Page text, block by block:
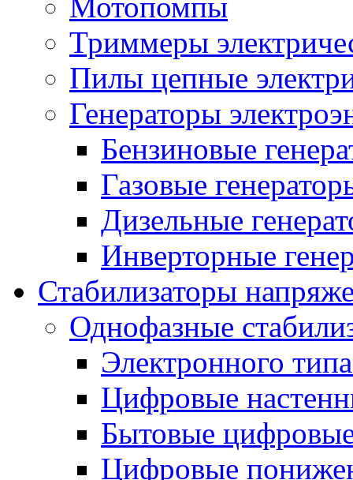
Мотопомпы
Триммеры
Пилы цепные
Генераторы
Бензиновые
Газовые
Дизельные
Инверторные
Стабилизаторы
Однофазные
Электронного
Цифровые
Бытовые
Цифровые